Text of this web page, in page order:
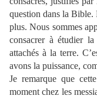
question dans la Bible.
plus. Nous sommes
consacrer à étudier
attachés à la terre.
avons la puissance,
Je remarque que
moment chez les